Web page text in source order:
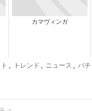
カマヴィンガ
, トレンド , ニュース , パ